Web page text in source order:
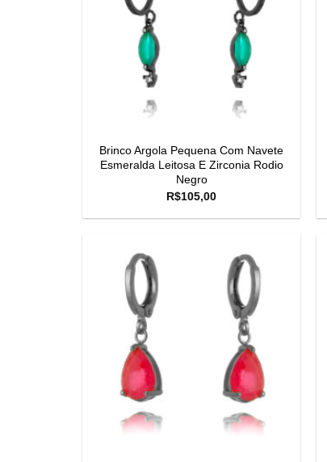
Brinco Argola Pequena Com Navete
Esmeralda Leitosa E Zirconia Rodio
Negro
R$105,00